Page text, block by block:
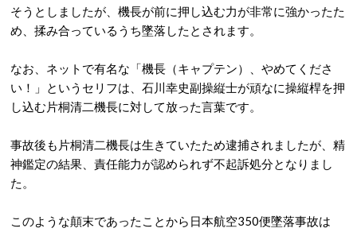
そうとしましたが、機長が前に押し込む力が非常に強かったた
め、揉み合っているうち墜落したとされます。
なお、ネットで有名な「機長（キャプテン）、やめてくださ
い！」というセリフは、石川幸史副操縦士が頑なに操縦桿を押
し込む片桐清二機長に対して放った言葉です。
事故後も片桐清二機長は生きていたため逮捕されましたが、精
神鑑定の結果、責任能力が認められず不起訴処分となりまし
た。
このような顛末であったことから日本航空350便墜落事故は